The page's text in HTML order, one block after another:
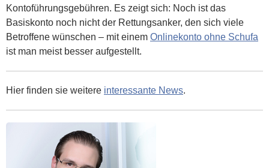
Kontoführungsgebühren. Es zeigt sich: Noch ist das
Basiskonto noch nicht der Rettungsanker, den sich viele
Betroffene wünschen – mit einem Onlinekonto ohne Schufa
ist man meist besser aufgestellt.
Hier finden sie weitere interessante News.